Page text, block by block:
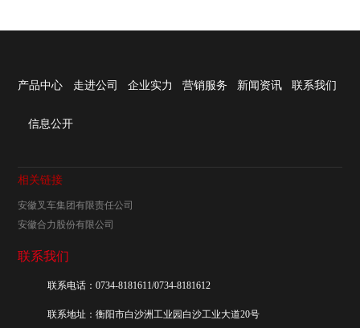
产品中心 走进公司 企业实力 营销服务 新闻资讯 联系我们
信息公开
相关链接
安徽叉车集团有限责任公司
安徽合力股份有限公司
联系我们
联系电话：0734-8181611/0734-8181612
联系地址：衡阳市白沙洲工业园白沙工业大道20号